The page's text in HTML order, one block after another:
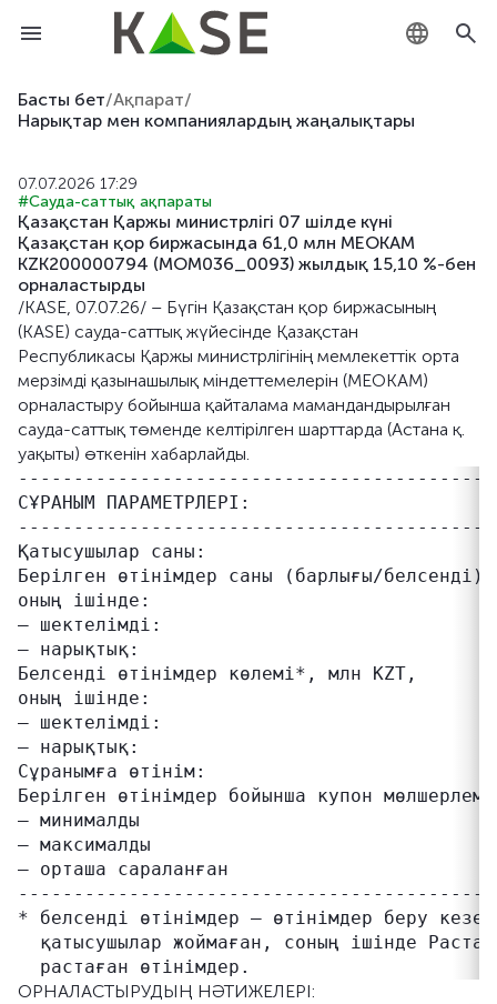
Басты бет/Ақпарат/
Нарықтар мен компаниялардың жаңалықтары
07.07.2026 17:29
#Сауда-саттық ақпараты
Қазақстан Қаржы министрлігі 07 шілде күні
Қазақстан қор биржасында 61,0 млн МЕОКАМ
KZK200000794 (MOM036_0093) жылдық 15,10 %-бен
орналастырды
/KASE, 07.07.26/ – Бүгін Қазақстан қор биржасының
(KASE) сауда-саттық жүйесінде Қазақстан
Республикасы Қаржы министрлігінің мемлекеттік орта
мерзімді қазынашылық міндеттемелерін (МЕОКАМ)
орналастыру бойынша қайталама мамандандырылған
сауда-саттық төменде келтірілген шарттарда (Астана қ.
уақыты) өткенін хабарлайды.
СҰРАНЫМ ПАРАМЕТРЛЕРІ:
Қатысушылар саны:
Берілген өтінімдер саны (барлығы/
оның ішінде:
– шектелімді:
– нарықтық:
Белсенді өтінімдер көлемі*, млн KZT,
оның ішінде:
– шектелімді:
– нарықтық:
Сұранымға өтінім:
Берілген өтінімдер бойынша купон
– минималды
– максималды
– орташа сараланған
* белсенді өтінімдер – өтінімдер беру
қатысушылар жоймаған, соның ішінде
ОРНАЛАСТЫРУДЫҢ НӘТИЖЕЛЕРІ: